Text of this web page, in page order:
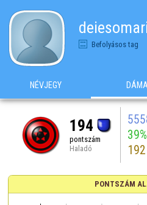
Befolyásos tag
NÉVJEGY DÁMA
194
pontszám
Haladó
39%
192
PONTSZÁM